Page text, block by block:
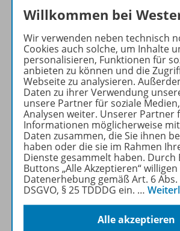
ReihePraxisfür
Geschichte,
Wirtschaft/
Politik/
Mehr
Produktinformationen
Willkommen bei
Wir verwenden neben technisch
Cookies auch solche, um Inhalte
personalisieren, Funktionen für
anbieten zu können und die
Webseite zu analysieren.
Daten zu ihrer Verwendung
unsere Partner für soziale
Analysen weiter. Unserer Partner
Informationen möglicherweise
Daten zusammen, die Sie ihnen
haben oder die sie im Rahmen
Dienste gesammelt haben. Durch
Buttons „Alle Akzeptieren“
Datenerhebung gemäß Art. 6 Abs.
DSGVO, § 25 TDDDG ein. …
Alle akzeptieren